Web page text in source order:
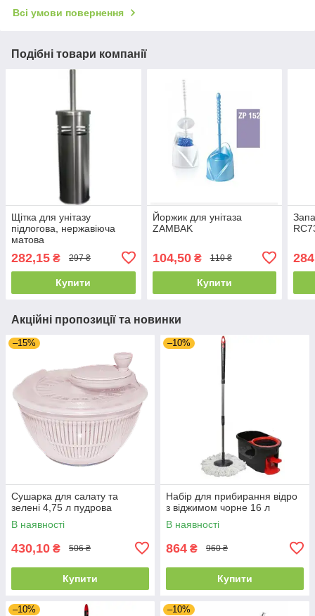
Всі умови повернення
Подібні товари компанії
Щітка для унітазу
підлогова, нержавіюча
матова
282,15 ₴ 297 ₴
Купити
Йоржик для унітаза
ZAMBAK
104,50₴ 110 ₴
Купити
Акційні пропозиції та новинки
–15%
Сушарка для салату та
зелені 4,75 л пудрова
В наявності
430,10 ₴ 506 ₴
Купити
–10%
Набір для прибирання відро
з віджимом чорне 16 л
В наявності
864 ₴ 960 ₴
Купити
–10% –10%